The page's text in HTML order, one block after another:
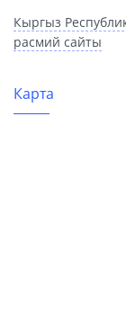
Кыргыз
расмий сайты
Карта